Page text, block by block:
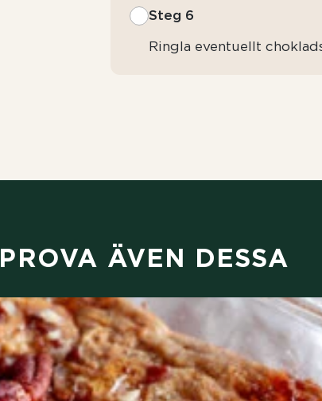
Steg 6
Ringla eventuellt
PROVA ÄVEN DESSA